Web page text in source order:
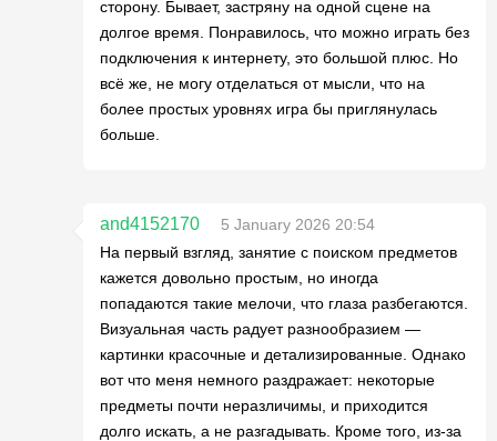
сторону. Бывает, застряну на одной сцене на
долгое время. Понравилось, что можно играть без
подключения к интернету, это большой плюс. Но
всё же, не могу отделаться от мысли, что на
более простых уровнях игра бы приглянулась
больше.
and4152170
5 January 2026 20:54
На первый взгляд, занятие с поиском предметов
кажется довольно простым, но иногда
попадаются такие мелочи, что глаза разбегаются.
Визуальная часть радует разнообразием —
картинки красочные и детализированные. Однако
вот что меня немного раздражает: некоторые
предметы почти неразличимы, и приходится
долго искать, а не разгадывать. Кроме того, из-за